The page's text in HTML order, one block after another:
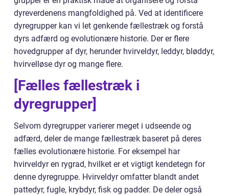
dyreverdenens mangfoldighed på. Ved at identificere
dyregrupper kan vi let genkende fællestræk og forstå
dyrs adfærd og evolutionære historie. Der er flere
hovedgrupper af dyr, herunder hvirveldyr, leddyr, bløddyr,
hvirvelløse dyr og mange flere.
[Fælles fællestræk i
dyregrupper]
Selvom dyregrupper varierer meget i udseende og
adfærd, deler de mange fællestræk baseret på deres
fælles evolutionære historie. For eksempel har
hvirveldyr en rygrad, hvilket er et vigtigt kendetegn for
denne dyregruppe. Hvirveldyr omfatter blandt andet
pattedyr, fugle, krybdyr, fisk og padder. De deler også